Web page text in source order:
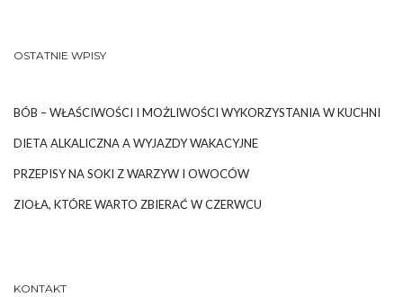
OSTATNIE WPISY
BÓB – WŁAŚCIWOŚCI I MOŻLIWOŚCI WYKORZYSTANIA W KUCHNI
DIETA ALKALICZNA A WYJAZDY WAKACYJNE
PRZEPISY NA SOKI Z WARZYW I OWOCÓW
ZIOŁA, KTÓRE WARTO ZBIERAĆ W CZERWCU
KONTAKT